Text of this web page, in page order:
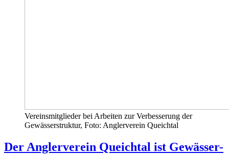
Vereinsmitglieder bei Arbeiten zur Verbesserung der
Gewässerstruktur, Foto: Anglerverein Queichtal
Der Anglerverein Queichtal ist Gewässer-